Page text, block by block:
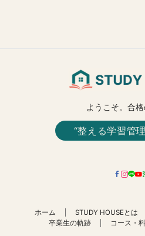
ようこそ。合
“整える学習管
ホーム STUDY HOUSEとは
卒業生の軌跡
コース・